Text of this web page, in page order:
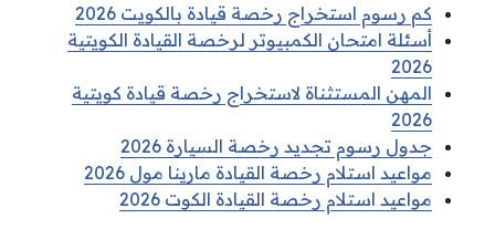
كم رسوم استخراج رخصة قيادة بالكويت 2026
أسئلة امتحان الكمبيوتر لرخصة القيادة الكويتية
2026
المهن المستثناة لاستخراج رخصة قيادة كويتية
2026
جدول رسوم تجديد رخصة السيارة 2026
مواعيد استلام رخصة القيادة مارينا مول 2026
مواعيد استلام رخصة القيادة الكوت 2026